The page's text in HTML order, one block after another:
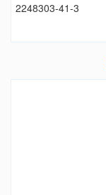
2248303-41-3